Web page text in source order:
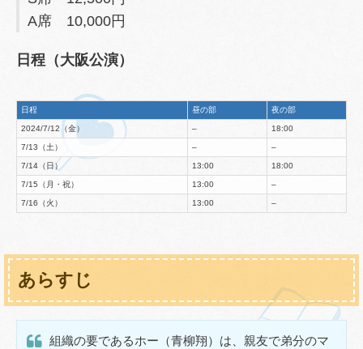
A席 10,000円
日程（大阪公演）
日程 昼の部 夜の部
2024/7/12（金） – 18:00
7/13（土） – –
7/14（日） 13:00 18:00
7/15（月・祝） 13:00 –
7/16（火） 13:00 –
あらすじ
組織の要であるホー（青柳翔）は、親友で弟分のマ